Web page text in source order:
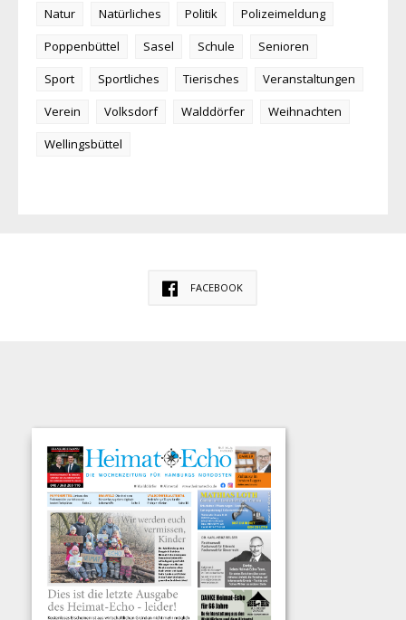
Natur
Natürliches Politik
Polizeimeldung
Poppenbüttel
Sasel Schule
Senioren
Sport
Sportliches Tierisches
Veranstaltungen
Verein
Volksdorf Walddörfer
Weihnachten
Wellingsbüttel
FACEBOOK